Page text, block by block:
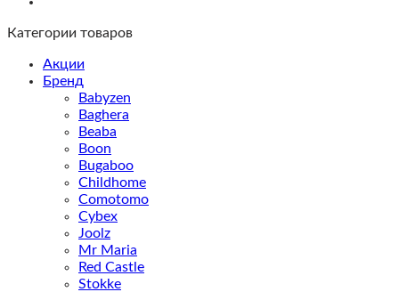
Категории товаров
Акции
Бренд
Babyzen
Baghera
Beaba
Boon
Bugaboo
Childhome
Comotomo
Cybex
Joolz
Mr Maria
Red Castle
Stokke